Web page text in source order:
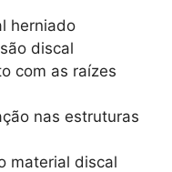
herniado
discal
com as raízes
nas estruturas
material discal